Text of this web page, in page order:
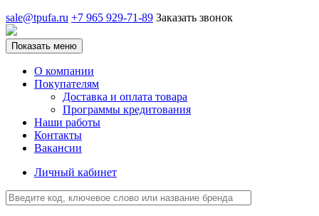
sale@tpufa.ru +7 965 929-71-89 Заказать звонок
Показать меню
О компании
Покупателям
Доставка и оплата товара
Программы кредитования
Наши работы
Контакты
Вакансии
Личный кабинет